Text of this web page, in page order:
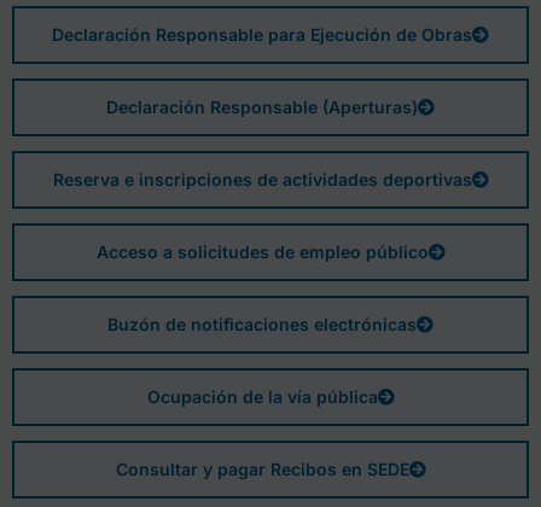
Declaración Responsable para Ejecución de Obras
Declaración Responsable (Aperturas)
Reserva e inscripciones de actividades deportivas
Acceso a solicitudes de empleo público
Buzón de notificaciones electrónicas
Ocupación de la vía pública
Consultar y pagar Recibos en SEDE